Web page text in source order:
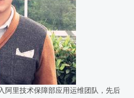
阿里技术保障部应用运维团队，先后